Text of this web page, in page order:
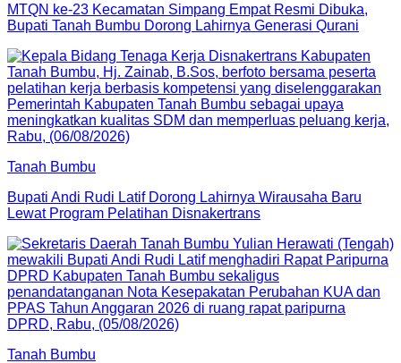
MTQN ke-23 Kecamatan Simpang Empat Resmi Dibuka,
Bupati Tanah Bumbu Dorong Lahirnya Generasi Qurani
Tanah Bumbu
Bupati Andi Rudi Latif Dorong Lahirnya Wirausaha Baru
Lewat Program Pelatihan Disnakertrans
Tanah Bumbu